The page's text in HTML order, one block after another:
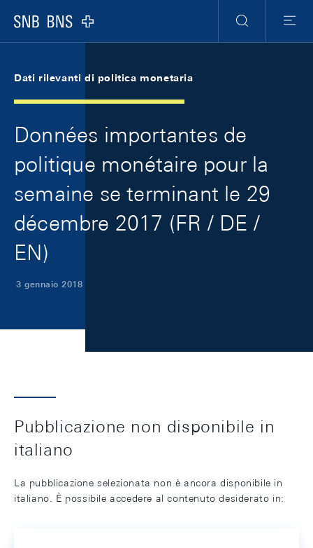
Logo
Ricerca
Menu
Dati rilevanti di politica monetaria
Données importantes de
politique monétaire pour la
semaine se terminant le 29
décembre 2017 (FR / DE /
EN)
3 gennaio 2018
Pubblicazione non disponibile in
italiano
La pubblicazione selezionata non è ancora disponibile in
italiano. È possibile accedere al contenuto desiderato in: